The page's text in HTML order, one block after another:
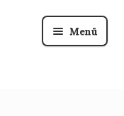
Menü